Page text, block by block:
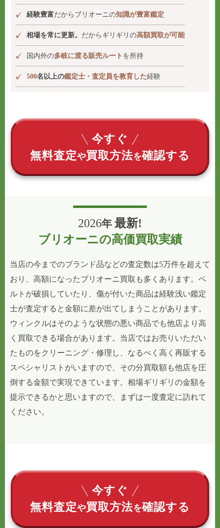
経験豊富だからブリオーニの知識が豊富鑑定
相場を常に更新。 だからギリギリの高額買取が可能
国内外の多岐に渡る販売ルート を所持
500名以上の鑑定士・査定員を教育した経験
今すぐ
無料査定や買取方法を確認する
2026年 最新!
ブリオーニの高価買取実績
当店の今までのブランド品などの査定数は5万件を超えて
おり、高額になったブリオーニ買取も多くあります。ベ
ルトが破損していたり、傷が付いた商品は経験浅い鑑定
士が査定すると金額に差が出てしまうことがあります。
ウィンクルはそのような状態の悪い商品でも他店より高
く買取できる場合があります。当店ではお売りいただい
たものをクリーニング・修理し、なるべく高く再販する
スペシャリストがいますので、その分買取額も他店を圧
倒する金額で実現できています。相場ギリギリの金額を
提示できるかと思いますので、まずは一度査定に訪れて
ください。
今すぐ
無料査定や買取方法を確認する